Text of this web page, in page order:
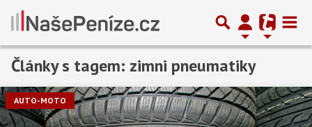
Články s tagem: zimni pneumatiky
AUTO-MOTO